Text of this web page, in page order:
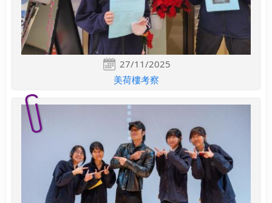
27/11/2025
美荷樓考察